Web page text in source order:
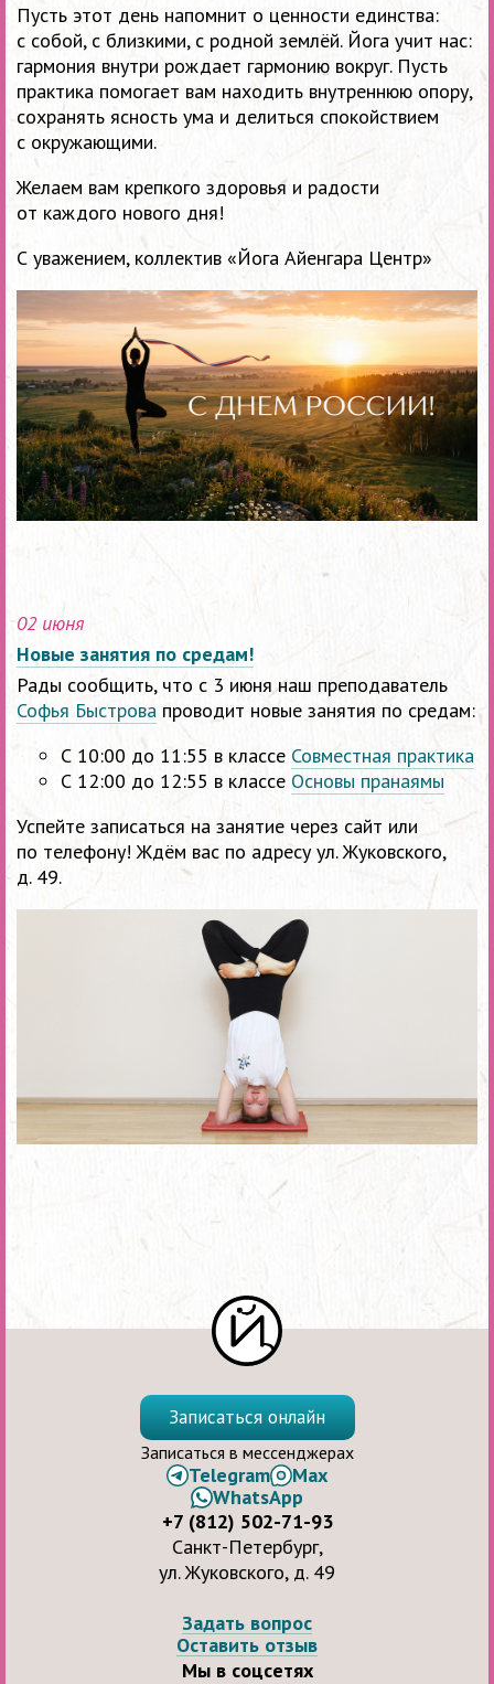
Пусть этот день напомнит о ценности единства:
с собой, с близкими, с родной землёй. Йога учит нас:
гармония внутри рождает гармонию вокруг. Пусть
практика помогает вам находить внутреннюю опору,
сохранять ясность ума и делиться спокойствием
с окружающими.
Желаем вам крепкого здоровья и радости
от каждого нового дня!
С уважением, коллектив «Йога Айенгара Центр»
02 июня
Новые занятия по средам!
Рады сообщить, что с 3 июня наш преподаватель
Софья Быстрова проводит новые занятия по средам:
С 10:00 до 11:55 в классе Совместная практика
С 12:00 до 12:55 в классе Основы пранаямы
Успейте записаться на занятие через сайт или
по телефону! Ждём вас по адресу ул. Жуковского,
д. 49.
Задать вопрос
Оставить отзыв
Мы в соцсетях
Записаться онлайн
Записаться в мессенджерах
Telegram
Max
WhatsApp
+7 (812) 502-71-93
Санкт-Петербург,
ул. Жуковского, д. 49